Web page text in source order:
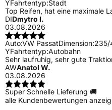
YFahrtentyp:Stadt
Top Reifen, hat eine maximale
DIDmytro I.
03.08.2026
Auto:VW PassatDimension:235/
YFahrtentyp:Autobahn
Sehr laufruhig, sehr gute
AWAnatol W.
03.08.2026
Super Schnelle Lieferung 🚚
alle Kundenbewertungen